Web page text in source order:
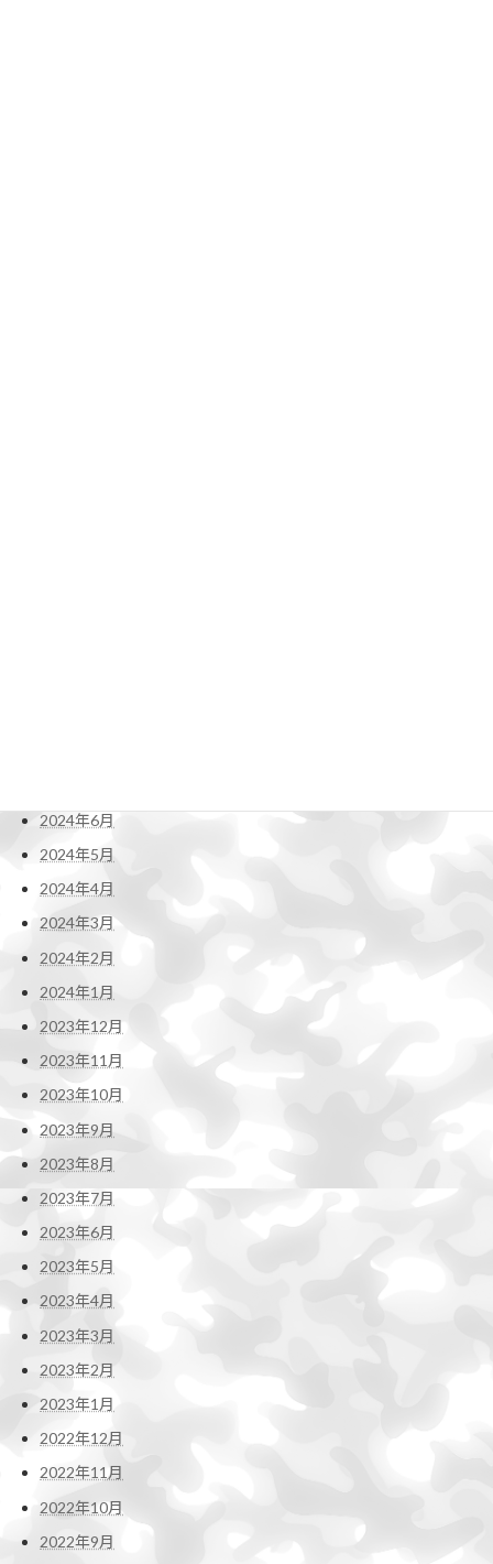
2024年6月
2024年5月
2024年4月
2024年3月
2024年2月
2024年1月
2023年12月
2023年11月
2023年10月
2023年9月
2023年8月
2023年7月
2023年6月
2023年5月
2023年4月
2023年3月
2023年2月
2023年1月
2022年12月
2022年11月
2022年10月
2022年9月